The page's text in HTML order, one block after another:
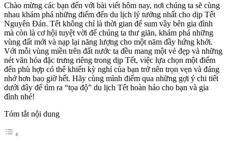
Chào mừng các bạn đến với bài viết hôm nay, nơi chúng ta sẽ cùng
nhau khám phá những điểm đến du lịch lý tưởng nhất cho dịp Tết
Nguyên Đán. Tết không chỉ là thời gian để sum vầy bên gia đình
mà còn là cơ hội tuyệt vời để chúng ta thư giãn, khám phá những
vùng đất mới và nạp lại năng lượng cho một năm đầy hứng khởi.
Với mỗi vùng miền trên đất nước ta đều mang một vẻ đẹp và những
nét văn hóa đặc trưng riêng trong dịp Tết, việc lựa chọn một điểm
đến phù hợp có thể khiến kỳ nghỉ của bạn trở nên trọn vẹn và đáng
nhớ hơn bao giờ hết. Hãy cùng mình điểm qua những gợi ý chi tiết
dưới đây để tìm ra “tọa độ” du lịch Tết hoàn hảo cho bạn và gia
đình nhé!
Tóm tắt nội dung